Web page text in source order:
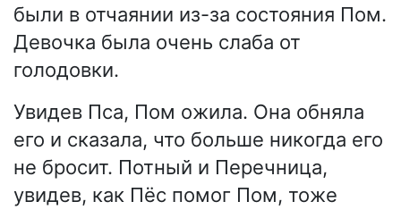
были в отчаянии из-за состояния Пом.
Девочка была очень слаба от
голодовки.
Увидев Пса, Пом ожила. Она обняла
его и сказала, что больше никогда его
не бросит. Потный и Перечница,
увидев, как Пёс помог Пом, тоже